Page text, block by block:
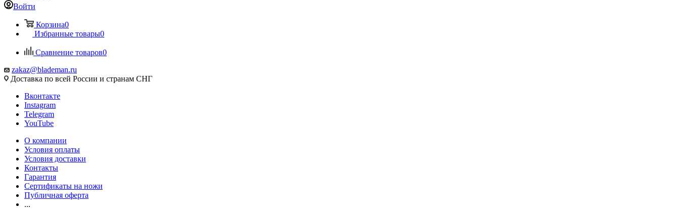
Войти
Корзина0
Избранные товары0
Сравнение товаров0
zakaz@blademan.ru
Доставка по всей России и странам СНГ
Вконтакте
Instagram
Telegram
YouTube
О компании
Условия оплаты
Условия доставки
Контакты
Гарантия
Сертификаты на ножи
Публичная оферта
...